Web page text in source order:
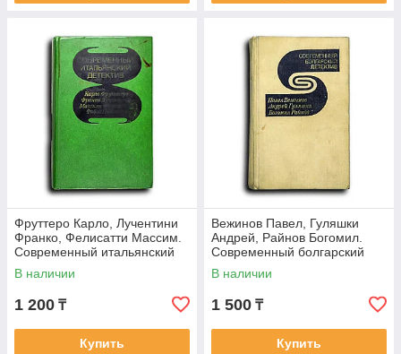
Фруттеро Карло, Лучентини
Франко, Фелисатти Массим.
Современный итальянский
детектив: Его посетило в
В наличии
1 200 ₸
Купить
Вежинов Павел, Гуляшки
Андрей, Райнов Богомил.
Современный болгарский
детектив: Добровольное
признание.
В наличии
1 500 ₸
Купить